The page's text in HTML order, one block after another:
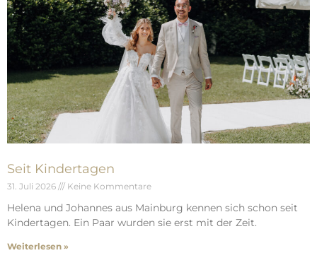
Seit Kindertagen
31. Juli 2026 Keine Kommentare
Helena und Johannes aus Mainburg kennen sich schon seit
Kindertagen. Ein Paar wurden sie erst mit der Zeit.
Weiterlesen »